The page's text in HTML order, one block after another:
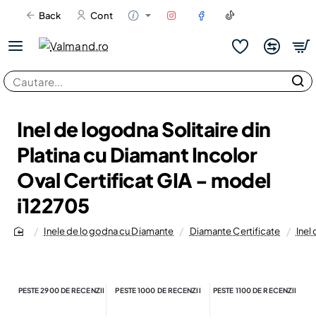
Back Cont
Cautare...
Inel de logodna Solitaire din
Platina cu Diamant Incolor
Oval Certificat GIA - model
i122705
Inele de logodna cu Diamante Diamante Certificate Inel
PESTE 2900 DE RECENZII PESTE 1000 DE RECENZII PESTE 1100 DE RECENZII